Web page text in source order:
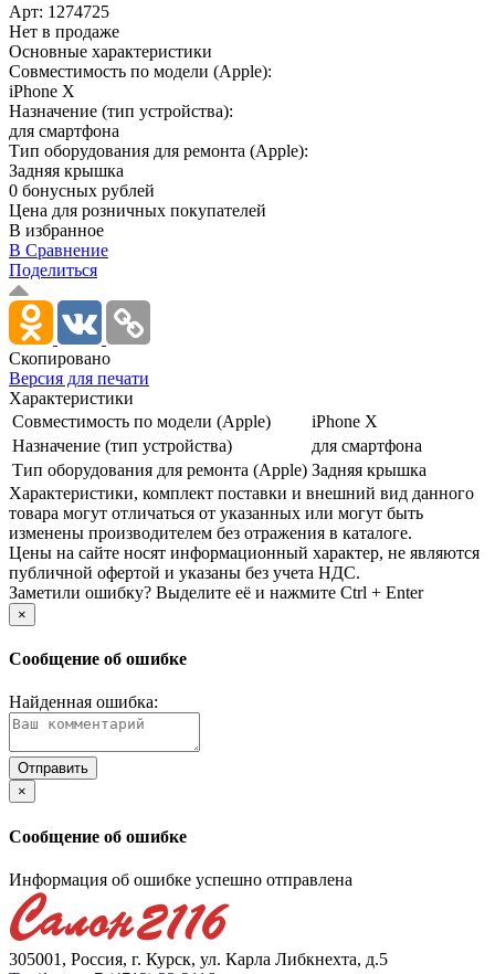
Арт: 1274725
Нет в продаже
Основные характеристики
Совместимость по модели (Apple):
iPhone X
Назначение (тип устройства):
для смартфона
Тип оборудования для ремонта (Apple):
Задняя крышка
0 бонусных рублей
Цена для розничных покупателей
В избранное
В Сравнение
Поделиться
Скопировано
Версия для печати
Характеристики
Совместимость по модели (Apple)
iPhone X
Назначение (тип устройства)
для смартфона
Тип оборудования для ремонта (Apple) Задняя крышка
Xарактеристики, комплект поставки и внешний вид данного
товара могут отличаться от указанных или могут быть
изменены производителем без отражения в каталоге.
Цены на сайте носят информационный характер, не являются
публичной офертой и указаны без учета НДС.
Заметили ошибку? Выделите её и нажмите Ctrl + Enter
×
Сообщение об ошибке
Найденная ошибка:
×
Сообщение об ошибке
Информация об ошибке успешно отправлена
305001, Россия, г. Курск, ул. Карла Либкнехта, д.5